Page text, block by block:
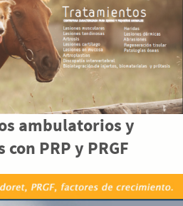
ambulatorios y
PRP y PRGF